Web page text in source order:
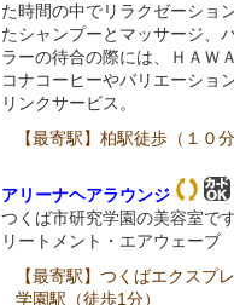
た時間の中でリラクゼーショ
たシャンプーとマッサージ、
ラーの待合の際には、ＨＡＷ
コナコーヒーやバリエーショ
リンクサービス。
【最寄駅】柏駅徒歩（１０
アリーナヘアラウンジ
つくば市研究学園の美容室で
リートメント・エアウェーブ
【最寄駅】つくばエクス
学園駅（徒歩1分）